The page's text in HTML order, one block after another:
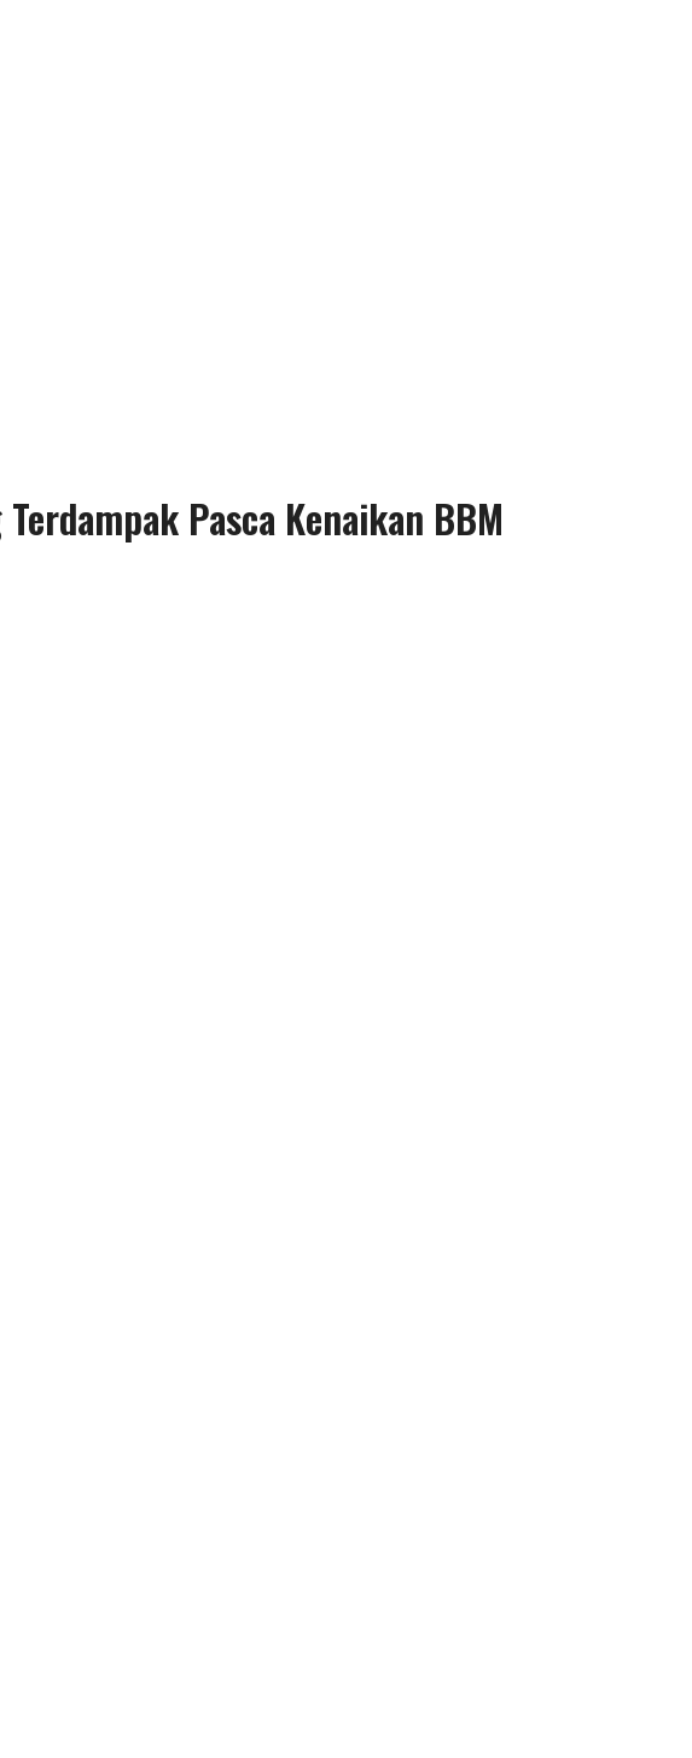
Pasca Kenaikan BBM